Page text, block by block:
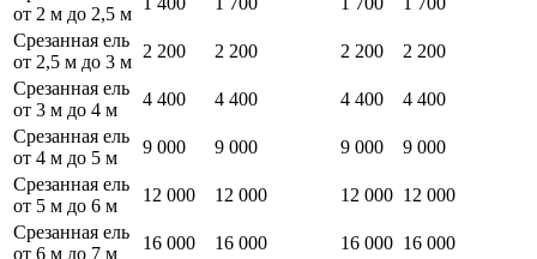
от 2 м до 2,5 м
Срезанная ель
от 2,5 м до 3 м
2 200 2 200 2 200
2 200
Срезанная ель
от 3 м до 4 м
4 400 4 400 4 400
4 400
Срезанная ель
от 4 м до 5 м
9 000 9 000 9 000
9 000
Срезанная ель
от 5 м до 6 м
12 000 12 000 12 000 12 000
Срезанная ель
от 6 м до 7 м
16 000 16 000 16 000 16 000